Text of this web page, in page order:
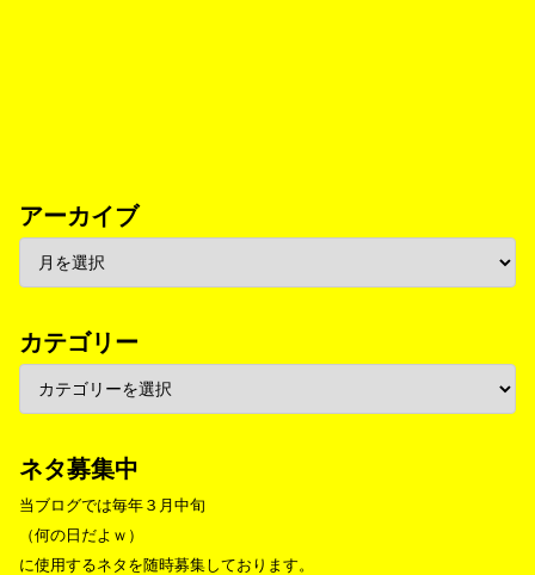
アーカイブ
カテゴリー
ネタ募集中
当ブログでは毎年３月中旬
（何の日だよｗ）
に使用するネタを随時募集しております。